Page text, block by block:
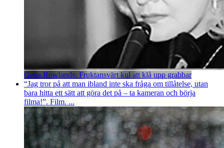
Gena Rowlands: Fruktansvärt kul att klå upp grabbar
“Jag tror på att man ibland inte ska fråga om tillåtelse, utan
bara hitta ett sätt att göra det på – ta kameran och börja
filma!”. Film. ...